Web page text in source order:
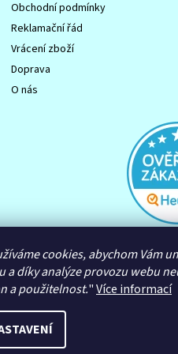
Obchodní podmínky
Reklamační řád
Vrácení zboží
Doprava
O nás
LEGENDS OF CHIMA,
známky společnosti LEGO
nastavení cookies
cookies, abychom Vám
a díky analýze provozu webu
a použitelnost."Více informací